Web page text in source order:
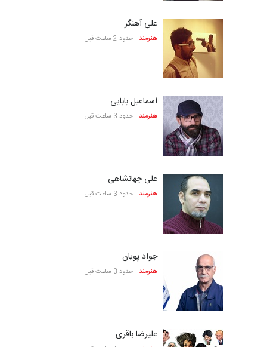
علی آهنگر
هنرمند حدود 2 ساعت قبل
اسماعیل بابایی
هنرمند حدود 3 ساعت قبل
علی جهانشاهی
هنرمند حدود 3 ساعت قبل
جواد پویان
هنرمند حدود 3 ساعت قبل
علیرضا باقری